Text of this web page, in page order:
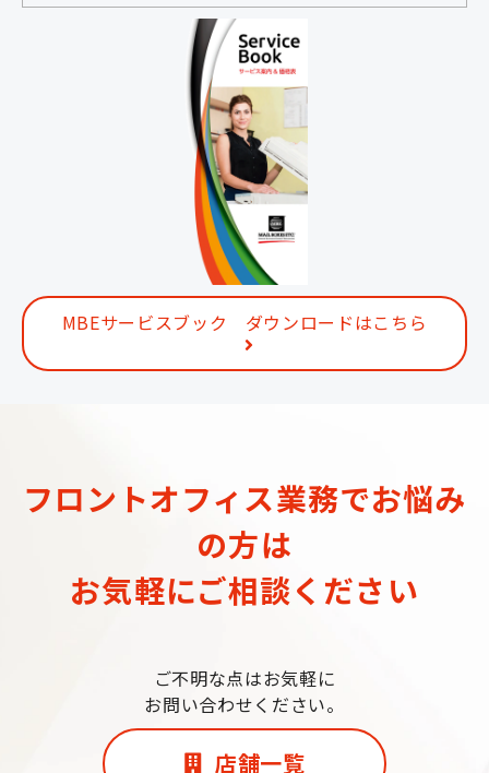
MBEサービスブック ダウンロードはこちら
フロントオフィス業務でお悩み
の方は
お気軽にご相談ください
ご不明な点はお気軽に
お問い合わせください。
店舗一覧